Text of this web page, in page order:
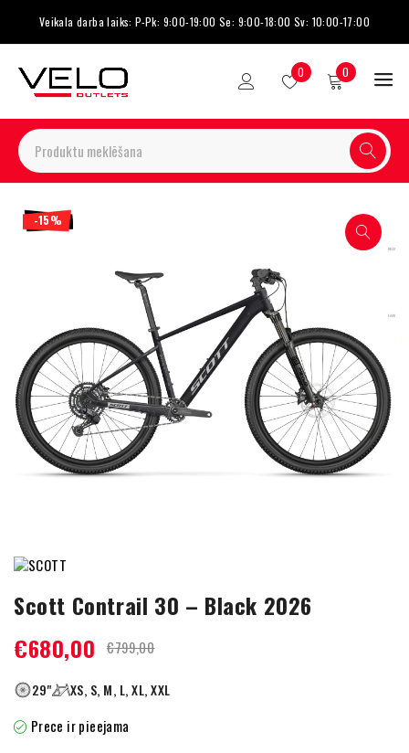
Veikala darba laiks: P-Pk: 9:00-19:00 Se: 9:00-18:00 Sv: 10:00-17:00
0 0
-15%
Scott Contrail 30 – Black 2026
€799,00
€680,00
29" XS, S, M, L, XL, XXL
Prece ir pieejama